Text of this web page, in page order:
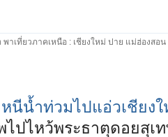
พาเที่ยวภาคเหนือ : เชียงใหม่ ปาย แม่ฮ่องสอน
หนีน้ำท่วมไปแอ่วเชียง
ไปไหว้พระธาตุดอยสุเ